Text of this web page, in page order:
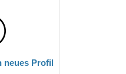
neues Profil